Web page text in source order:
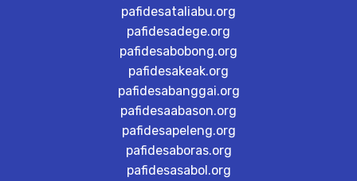
pafidesataliabu.org
pafidesadege.org
pafidesabobong.org
pafidesakeak.org
pafidesabanggai.org
pafidesaabason.org
pafidesapeleng.org
pafidesaboras.org
pafidesasabol.org